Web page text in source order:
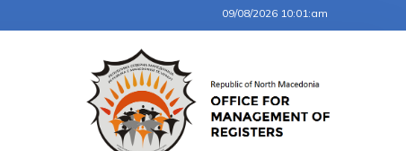
09/08/2026 10:01:am